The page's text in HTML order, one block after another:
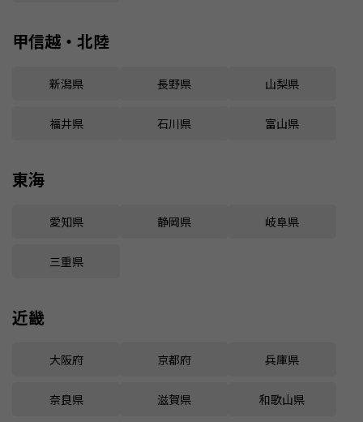
甲信越・北陸
新潟県 長野県 山梨県
福井県 石川県 富山県
東海
愛知県 静岡県 岐阜県
三重県
近畿
大阪府 京都府 兵庫県
奈良県 滋賀県 和歌山県